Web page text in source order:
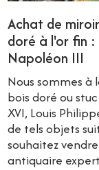
Achat de
doré à l'or fin :
Napoléon III
Nous sommes à
bois doré ou
XVI, Louis
de tels objets
souhaitez
antiquaire